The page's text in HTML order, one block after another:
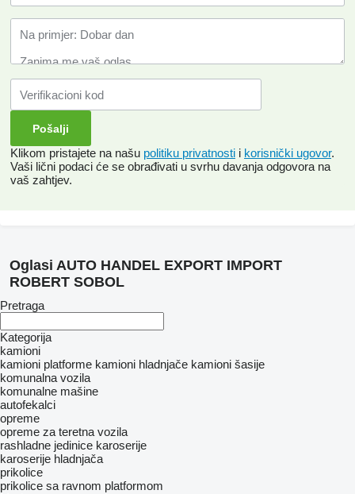
Klikom pristajete na našu politiku privatnosti i korisnički ugovor.
Vaši lični podaci će se obrađivati ​​u svrhu davanja odgovora na
vaš zahtjev.
Oglasi AUTO HANDEL EXPORT IMPORT
ROBERT SOBOL
Pretraga
Kategorija
kamioni
kamioni platforme kamioni hladnjače kamioni šasije
komunalna vozila
komunalne mašine
autofekalci
opreme
оpremе za teretna vozila
rashladne jedinice karoserije
karoserije hladnjača
prikolice
prikolice sa ravnom platformom